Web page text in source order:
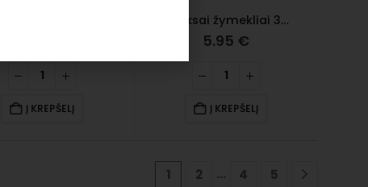
Į KREPŠELĮ
Indeksai žymekliai 3M POST- IT 50,8 x 38 mm, plastikiniai, 4 spalvos
5.95 €
Į KREPŠELĮ
1 2 … 4 5